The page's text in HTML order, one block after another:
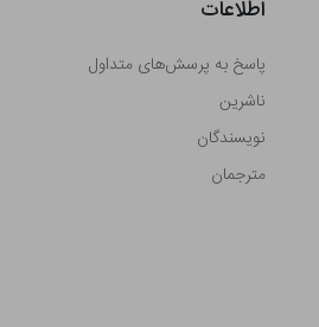
اطلاعات
پاسخ به پرسش‌های متداول
ناشرین
نویسندگان
مترجمان